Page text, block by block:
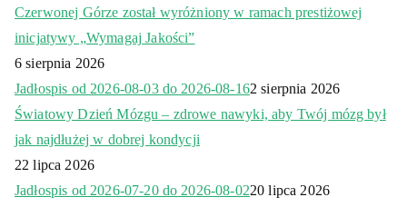
Czerwonej Górze został wyróżniony w ramach prestiżowej
inicjatywy „Wymagaj Jakości”
6 sierpnia 2026
Jadłospis od 2026-08-03 do 2026-08-162 sierpnia 2026
Światowy Dzień Mózgu – zdrowe nawyki, aby Twój mózg był
jak najdłużej w dobrej kondycji
22 lipca 2026
Jadłospis od 2026-07-20 do 2026-08-0220 lipca 2026